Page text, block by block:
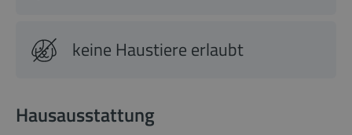
keine Haustiere erlaubt
Hausausstattung